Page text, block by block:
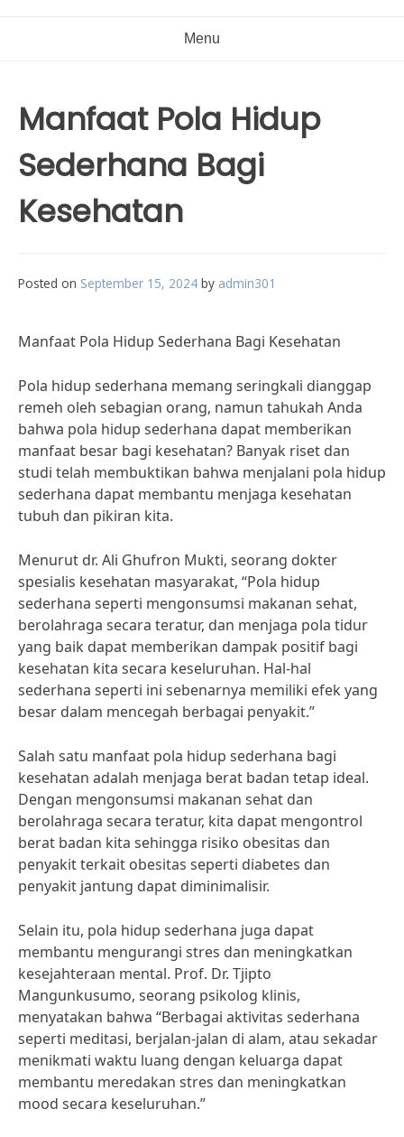
Menu
Manfaat Pola Hidup
Sederhana Bagi
Kesehatan
Posted on September 15, 2024 by admin301
Manfaat Pola Hidup Sederhana Bagi Kesehatan
Pola hidup sederhana memang seringkali dianggap
remeh oleh sebagian orang, namun tahukah Anda
bahwa pola hidup sederhana dapat memberikan
manfaat besar bagi kesehatan? Banyak riset dan
studi telah membuktikan bahwa menjalani pola hidup
sederhana dapat membantu menjaga kesehatan
tubuh dan pikiran kita.
Menurut dr. Ali Ghufron Mukti, seorang dokter
spesialis kesehatan masyarakat, “Pola hidup
sederhana seperti mengonsumsi makanan sehat,
berolahraga secara teratur, dan menjaga pola tidur
yang baik dapat memberikan dampak positif bagi
kesehatan kita secara keseluruhan. Hal-hal
sederhana seperti ini sebenarnya memiliki efek yang
besar dalam mencegah berbagai penyakit.”
Salah satu manfaat pola hidup sederhana bagi
kesehatan adalah menjaga berat badan tetap ideal.
Dengan mengonsumsi makanan sehat dan
berolahraga secara teratur, kita dapat mengontrol
berat badan kita sehingga risiko obesitas dan
penyakit terkait obesitas seperti diabetes dan
penyakit jantung dapat diminimalisir.
Selain itu, pola hidup sederhana juga dapat
membantu mengurangi stres dan meningkatkan
kesejahteraan mental. Prof. Dr. Tjipto
Mangunkusumo, seorang psikolog klinis,
menyatakan bahwa “Berbagai aktivitas sederhana
seperti meditasi, berjalan-jalan di alam, atau sekadar
menikmati waktu luang dengan keluarga dapat
membantu meredakan stres dan meningkatkan
mood secara keseluruhan.”